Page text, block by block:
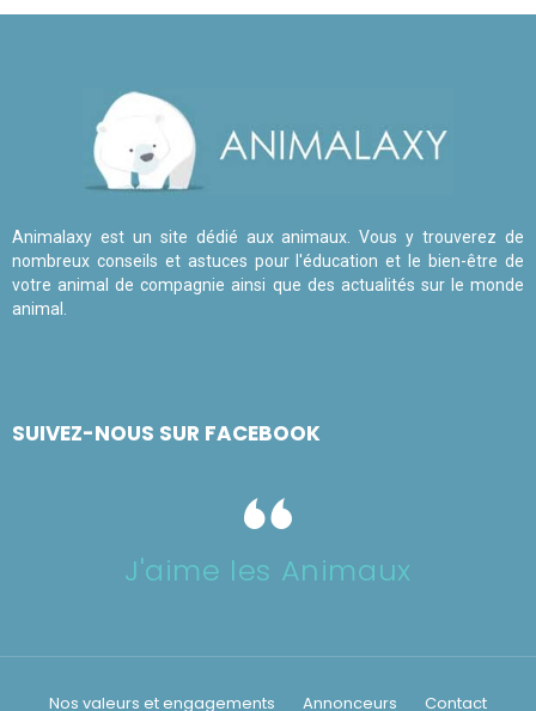
Animalaxy est un site dédié aux animaux. Vous y trouverez de
nombreux conseils et astuces pour l'éducation et le bien-être de
votre animal de compagnie ainsi que des actualités sur le monde
animal.
SUIVEZ-NOUS SUR FACEBOOK
J'aime les Animaux
Nos valeurs et engagements Annonceurs Contact